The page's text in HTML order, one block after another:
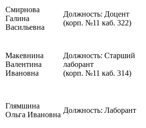
Смирнова
Галина
Васильевна
Должность: Доцент
(корп. №11 каб. 322)
Макевнина
Валентина
Ивановна
Должность: Старший
лаборант
(корп. №11 каб. 314)
Глямшина
Ольга Ивановна
Должность: Лаборант